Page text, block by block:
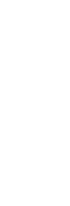
Tiene una
de su casa
humanidad.
mareas de
Cloti de
paciencia y